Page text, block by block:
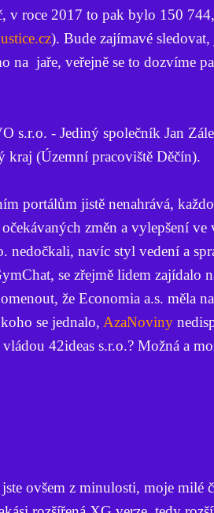
v roce 2017 to pak bylo 150
). Bude zajímavé sledovat,
na jaře, veřejně se to dozvíme
s.r.o. - Jediný společník Jan
kraj (Územní pracoviště Děčín).
portálům jistě nenahrává,
změn a vylepšení ve
nedočkali, navíc styl vedení a
se zřejmě lidem zajídalo
že Economia a.s. měla
se jednalo, AzaNoviny
42ideas s.r.o.? Možná a
ovšem z minulosti, moje milé